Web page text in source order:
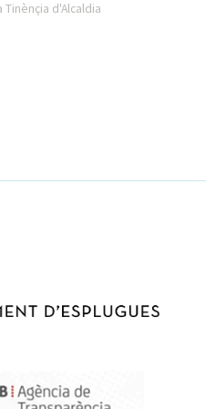
d'Alcaldia